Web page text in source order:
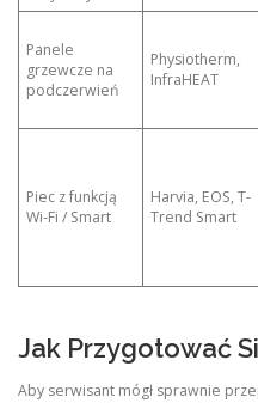
Panele
grzewcze na
podczerwień
Physiotherm,
InfraHEAT
Piec z funkcją
Wi-Fi / Smart
Harvia, EOS, T-
Trend Smart
Jak Przygotować
Aby serwisant mógł sprawnie